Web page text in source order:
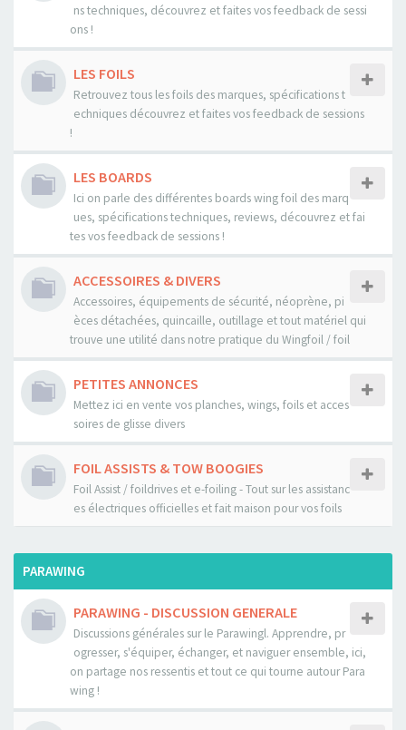
ns techniques, découvrez et faites vos feedback de sessi
ons !
LES FOILS
Retrouvez tous les foils des marques, spécifications t
echniques découvrez et faites vos feedback de sessions
!
LES BOARDS
Ici on parle des différentes boards wing foil des marq
ues, spécifications techniques, reviews, découvrez et fai
tes vos feedback de sessions !
ACCESSOIRES & DIVERS
Accessoires, équipements de sécurité, néoprène, pi
èces détachées, quincaille, outillage et tout matériel qui
trouve une utilité dans notre pratique du Wingfoil / foil
PETITES ANNONCES
Mettez ici en vente vos planches, wings, foils et acces
soires de glisse divers
FOIL ASSISTS & TOW BOOGIES
Foil Assist / foildrives et e-foiling - Tout sur les assistanc
es électriques officielles et fait maison pour vos foils
PARAWING
PARAWING - DISCUSSION GENERALE
Discussions générales sur le Parawingl. Apprendre, pr
ogresser, s'équiper, échanger, et naviguer ensemble, ici,
on partage nos ressentis et tout ce qui tourne autour Para
wing !